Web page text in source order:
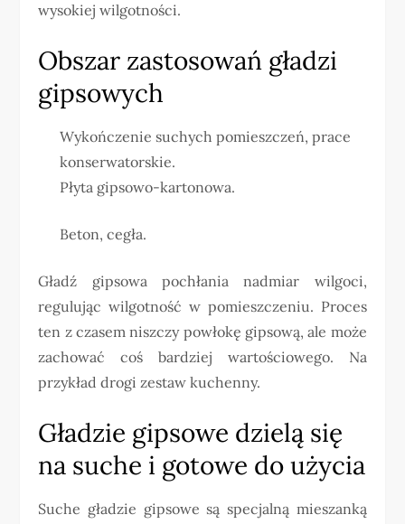
wysokiej wilgotności.
Obszar zastosowań gładzi
gipsowych
Wykończenie suchych pomieszczeń, prace
konserwatorskie.
Płyta gipsowo-kartonowa.
Beton, cegła.
Gładź gipsowa pochłania nadmiar wilgoci,
regulując wilgotność w pomieszczeniu. Proces
ten z czasem niszczy powłokę gipsową, ale może
zachować coś bardziej wartościowego. Na
przykład drogi zestaw kuchenny.
Gładzie gipsowe dzielą się
na suche i gotowe do użycia
Suche gładzie gipsowe są specjalną mieszanką